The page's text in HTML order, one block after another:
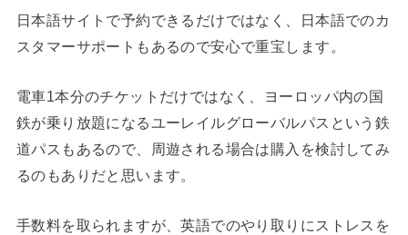
日本語サイトで予約できるだけではなく、日本語でのカ
スタマーサポートもあるので安心で重宝します。
電車1本分のチケットだけではなく、ヨーロッパ内の国
鉄が乗り放題になるユーレイルグローバルパスという鉄
道パスもあるので、周遊される場合は購入を検討してみ
るのもありだと思います。
手数料を取られますが、英語でのやり取りにストレスを